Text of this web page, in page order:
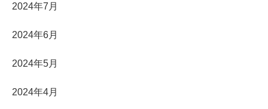
2024年7月
2024年6月
2024年5月
2024年4月